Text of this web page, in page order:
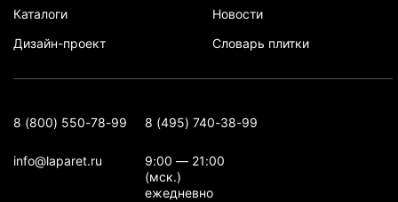
Каталоги
Дизайн-проект
Новости
Словарь плитки
8 (800) 550-78-99 8 (495) 740-38-99
info@laparet.ru
9:00 — 21:00
(мск.)
ежедневно